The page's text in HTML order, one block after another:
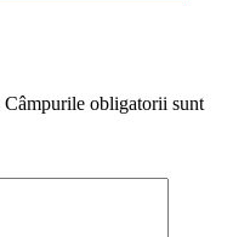
Câmpurile obligatorii sunt